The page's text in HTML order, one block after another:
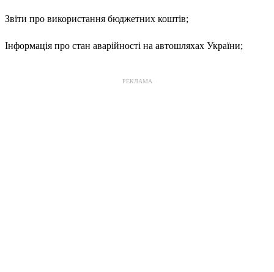
Звіти про використання бюджетних коштів;
Інформація про стан аварійності на автошляхах України;
РЕКЛАМА